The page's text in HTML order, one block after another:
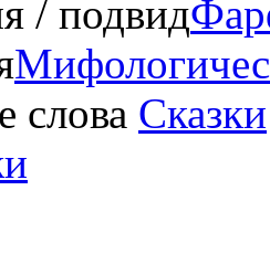
/ подвид
слова Сказки